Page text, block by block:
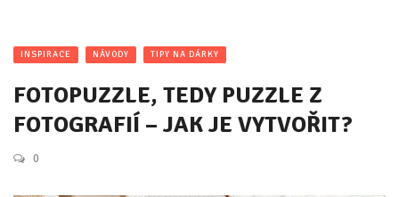
INSPIRACE NÁVODY TIPY NA DÁRKY
FOTOPUZZLE, TEDY PUZZLE Z
FOTOGRAFIÍ – JAK JE VYTVOŘIT?
0